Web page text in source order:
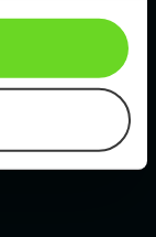
por